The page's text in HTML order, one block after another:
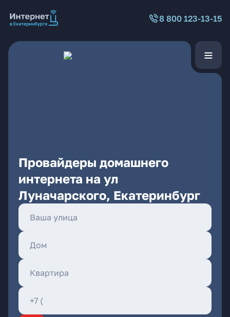
8 800 123-13-15
Провайдеры домашнего
интернета на ул
Луначарского, Екатеринбург